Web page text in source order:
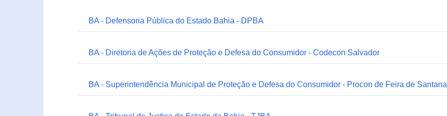
BA - Defensoria Pública do Estado Bahia - DPBA
BA - Diretoria de Ações de Proteção e Defesa do Consumidor - Codecon Salvador
BA - Superintendência Municipal de Proteção e Defesa do Consumidor - Procon de Feira de Santana